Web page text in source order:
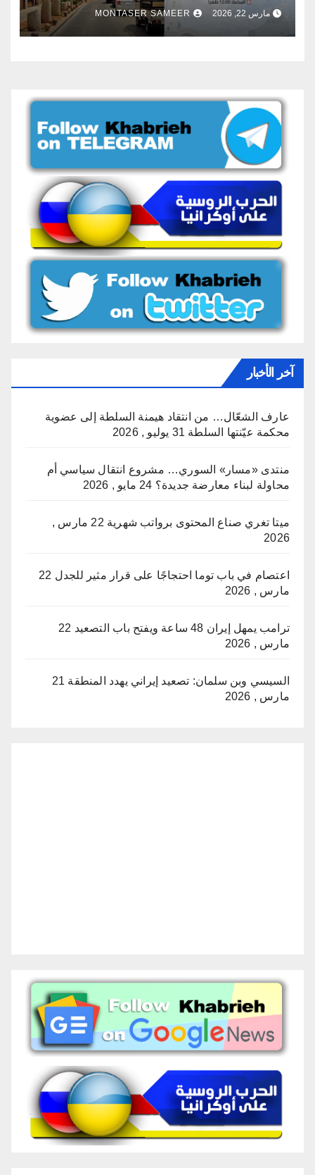
مارس 22, 2026 MONTASER SAMEER
آخر الأخبار
عارف الشعّال… من انتقاد هيمنة السلطة إلى عضوية
محكمة عيّنتها السلطة 31 يوليو , 2026
منتدى «مسار» السوري… مشروع انتقال سياسي أم
محاولة لبناء معارضة جديدة؟ 24 مايو , 2026
ميتا تغري صناع المحتوى برواتب شهرية
22 مارس ,
2026
اعتصام في باب توما احتجاجًا على قرار مثير للجدل 22
مارس , 2026
ترامب يمهل إيران 48 ساعة ويفتح باب التصعيد
22
مارس , 2026
السيسي وبن سلمان: تصعيد إيراني يهدد المنطقة 21
مارس , 2026